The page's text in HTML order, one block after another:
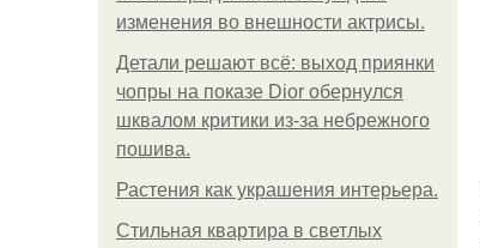
изменения во внешности актрисы.
Детали решают всё: выход приянки
чопры на показе Dior обернулся
шквалом критики из-за небрежного
пошива.
Растения как украшения интерьера.
Стильная квартира в светлых